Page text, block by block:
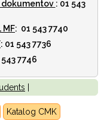
dokumentov : 01 543
: 01 543 7740
: 01 543 7736
543 7746
Katalog CMK